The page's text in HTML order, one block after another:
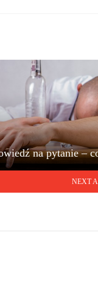
na pytanie –
NEXT